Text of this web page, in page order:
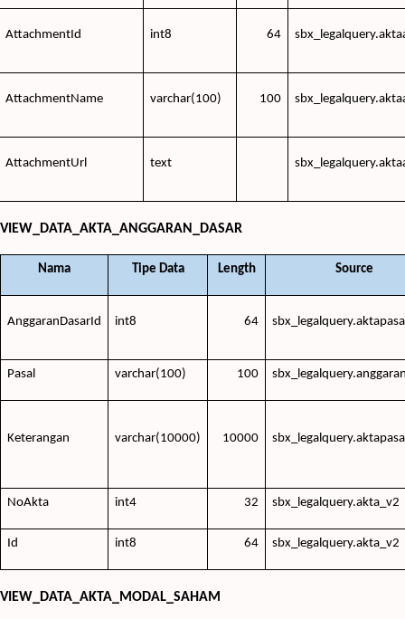
AttachmentId int8 64
AttachmentName varchar(100) 100
AttachmentUrl text
VIEW_DATA_AKTA_ANGGARAN_DASAR
Nama Tipe Data Length Source
AnggaranDasarId int8 64
Pasal varchar(100) 100
Keterangan varchar(10000) 10000
NoAkta int4 32 sbx_legalquery.akta_v2
Id int8 64 sbx_legalquery.akta_v2
VIEW_DATA_AKTA_MODAL_SAHAM